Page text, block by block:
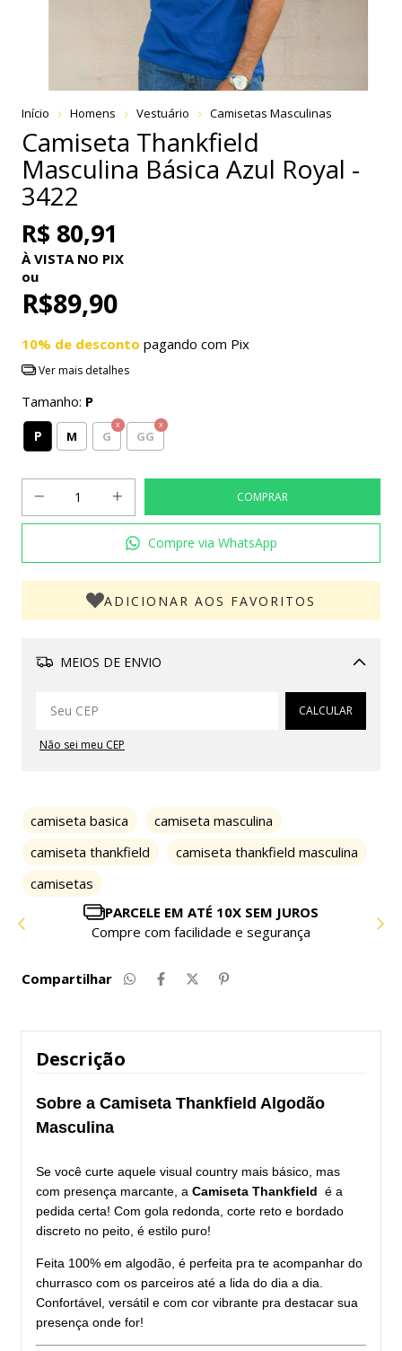
Início Homens Vestuário Camisetas Masculinas
Camiseta Thankfield
Masculina Básica Azul Royal -
3422
R$ 80,91
À VISTA NO PIX
ou
R$89,90
10% de desconto pagando com Pix
Ver mais detalhes
Tamanho: P
P M G GG
Compre via WhatsApp
ADICIONAR AOS FAVORITOS
MEIOS DE ENVIO
Alterar CEP
CALCULAR
Não sei meu CEP
camiseta basica
camiseta masculina
camiseta thankfield
camiseta thankfield masculina
camisetas
PARCELE EM ATÉ 10X SEM JUROS
Compre com facilidade e segurança
Compartilhar
Descrição
Sobre a Camiseta Thankfield Algodão
Masculina
Se você curte aquele visual country mais básico, mas
com presença marcante, a Camiseta Thankfield é a
pedida certa! Com gola redonda, corte reto e bordado
discreto no peito, é estilo puro!
Feita 100% em algodão, é perfeita pra te acompanhar do
churrasco com os parceiros até a lida do dia a dia.
Confortável, versátil e com cor vibrante pra destacar sua
presença onde for!